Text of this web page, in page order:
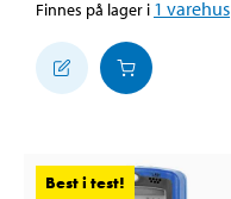
Finnes på lager i 1 varehus
Best i test!